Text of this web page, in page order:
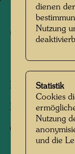
Gersi
1944
Personen am
Fotograf:
Copyright:
dienen
Nutzung
Statistik
Cookies
Nutzung
und die